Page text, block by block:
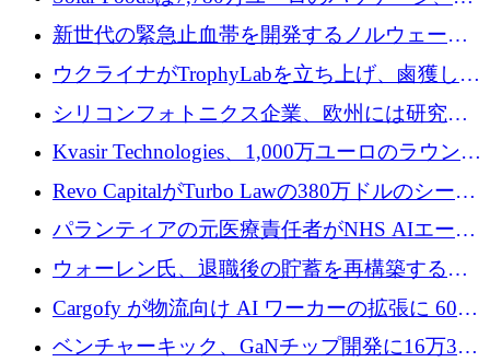
億ユーロの防衛および二重用途成長基金EDM
を開始、ヨーロッパのシリコンフォトニクス
に警告
新世代の緊急止血帯を開発するノルウェーの
スタートアップ企業を紹介する
ウクライナがTrophyLabを立ち上げ、鹵獲した
ロシア兵器を戦場の研究開発プラットフォー
ムに変える
シリコンフォトニクス企業、欧州には研究を
商業的に成功させるためのインフラが不足し
Kvasir Technologies、1,000万ユーロのラウンド
で成長を促進
Revo CapitalがTurbo Lawの380万ドルのシード
ラウンドを主導し、訴訟プラットフォームを
パランティアの元医療責任者がNHS AIエージ
ェントの立ち上げに1,000万ポンドを調達
ウォーレン氏、退職後の貯蓄を再構築するた
めに1,000万ユーロを調達
Cargofy が物流向け AI ワーカーの拡張に 600
万ドルを獲得
ベンチャーキック、GaNチップ開発に16万3千